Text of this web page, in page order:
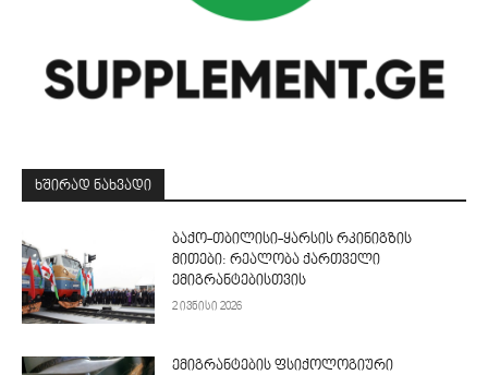
ᲮᲨᲘᲠᲐᲓ ᲜᲐᲮᲕᲐᲓᲘ
ბაქო-თბილისი-ყარსის რკინიგზის
მითები: რეალობა ქართველი
ემიგრანტებისთვის
2 ივნისი 2026
ემიგრანტების ფსიქოლოგიური